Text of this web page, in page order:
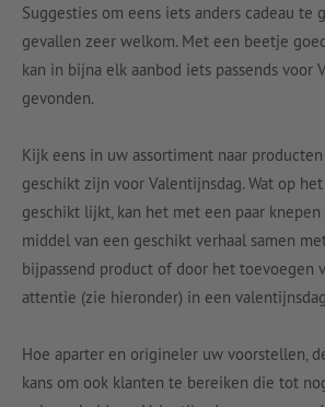
Suggesties om eens iets anders cadeau te
gevallen zeer welkom. Met een beetje
kan in bijna elk aanbod iets passends voor
gevonden.
Kijk eens in uw assortiment naar
geschikt zijn voor Valentijnsdag. Wat op
geschikt lijkt, kan het met een paar
middel van een geschikt verhaal samen
bijpassend product of door het toevoegen
attentie (zie hieronder) in een
Hoe aparter en origineler uw voorstellen,
kans om ook klanten te bereiken die tot